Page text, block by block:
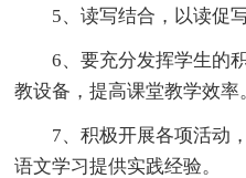
5、读写结合，以读促写
6、要充分发挥学生的积
教设备，提高课堂教学效率
7、积极开展各项活动，
语文学习提供实践经验。